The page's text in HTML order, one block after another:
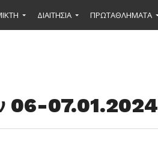
ΔΙΑΙΤΗΣΙΑ ΠΡΩΤΑΘΛΗΜΑΤΑ
06-07.01.2024